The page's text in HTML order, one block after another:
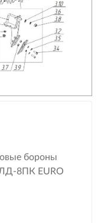
бороны
8ПК EURO